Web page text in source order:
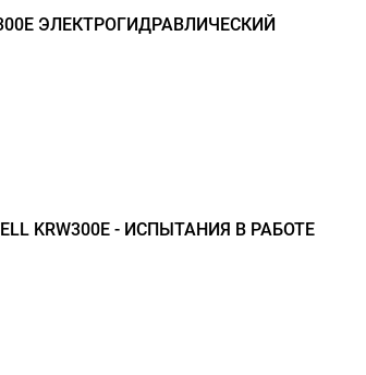
ЭЛЕКТРОГИДРАВЛИЧЕСКИЙ
KRW300E - ИСПЫТАНИЯ В РАБОТЕ